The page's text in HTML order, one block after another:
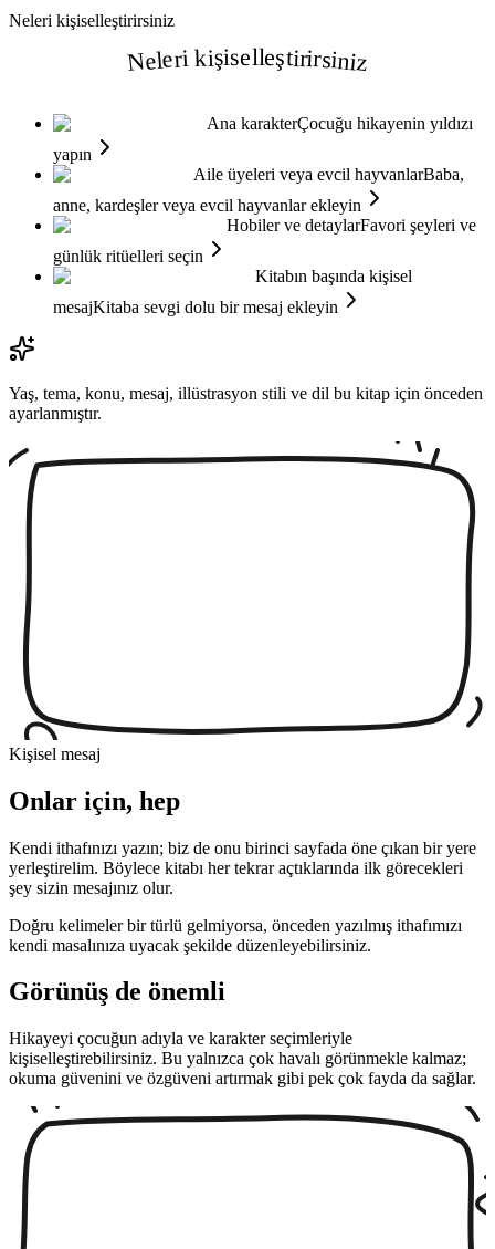
Neleri kişiselleştirirsiniz
Neleri kişiselleştirirsiniz
Ana karakterÇocuğu hikayenin yıldızı
yapın
Aile üyeleri veya evcil hayvanlarBaba,
anne, kardeşler veya evcil hayvanlar ekleyin
Hobiler ve detaylarFavori şeyleri ve
günlük ritüelleri seçin
Kitabın başında kişisel
mesajKitaba sevgi dolu bir mesaj ekleyin
Yaş, tema, konu, mesaj, illüstrasyon stili ve dil bu kitap için önceden
ayarlanmıştır.
Kişisel mesaj
Onlar için, hep
Kendi ithafınızı yazın; biz de onu birinci sayfada öne çıkan bir yere
yerleştirelim. Böylece kitabı her tekrar açtıklarında ilk görecekleri
şey sizin mesajınız olur.
Doğru kelimeler bir türlü gelmiyorsa, önceden yazılmış ithafımızı
kendi masalınıza uyacak şekilde düzenleyebilirsiniz.
Görünüş de önemli
Hikayeyi çocuğun adıyla ve karakter seçimleriyle
kişiselleştirebilirsiniz. Bu yalnızca çok havalı görünmekle kalmaz;
okuma güvenini ve özgüveni artırmak gibi pek çok fayda da sağlar.